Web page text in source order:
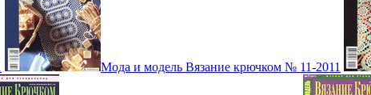
Мода и модель Вязание крючком № 11-2011